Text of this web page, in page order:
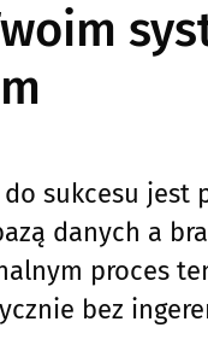
sukcesu jest
danych a
proces
bez